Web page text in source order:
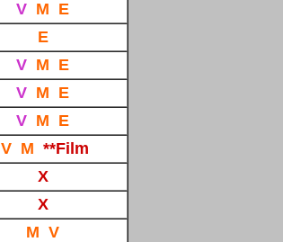
V M E
E
V M E
V M E
V M E
V M **Film
X
X
M V